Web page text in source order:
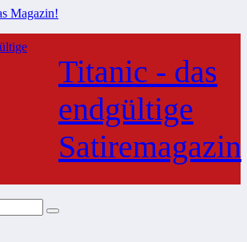
Titanic - das
endgültige
Satiremagazin